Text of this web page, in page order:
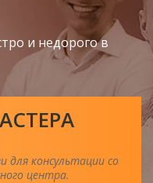
и недорого в
для консультации со
центра.